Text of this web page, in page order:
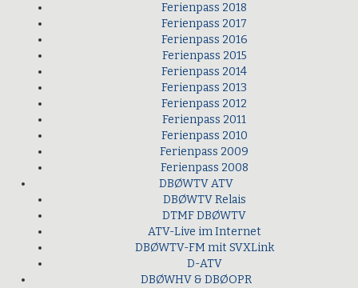
Ferienpass 2018
Ferienpass 2017
Ferienpass 2016
Ferienpass 2015
Ferienpass 2014
Ferienpass 2013
Ferienpass 2012
Ferienpass 2011
Ferienpass 2010
Ferienpass 2009
Ferienpass 2008
DBØWTV ATV
DBØWTV Relais
DTMF DBØWTV
ATV-Live im Internet
DBØWTV-FM mit SVXLink
D-ATV
DBØWHV & DBØOPR